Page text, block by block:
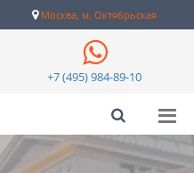
Москва, м. Октябрьская
+7 (495) 984-89-10